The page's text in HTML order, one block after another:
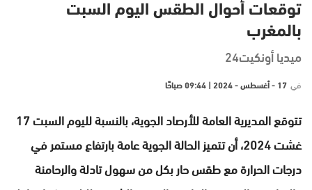
توقعات أحوال الطقس اليوم السبت
بالمغرب
ميديا أونكيت24
في 17 - أغسطس - 2024 | 09:44 صباحًا
تتوقع المديرية العامة للأرصاد الجوية، بالنسبة لليوم السبت 17
غشت 2024، أن تتميز الحالة الجوية عامة بارتفاع مستمر في
درجات الحرارة مع طقس حار بكل من سهول تادلة والرحامنة